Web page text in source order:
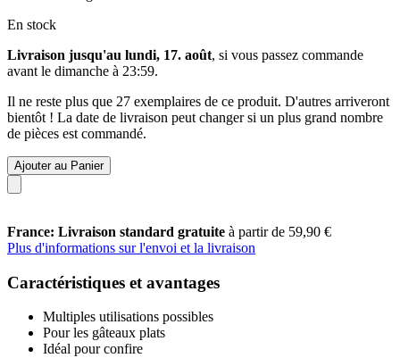
En stock
Livraison jusqu'au lundi, 17. août, si vous passez commande
avant le dimanche à 23:59.
Il ne reste plus que 27 exemplaires de ce produit. D'autres arriveront
bientôt ! La date de livraison peut changer si un plus grand nombre
de pièces est commandé.
Ajouter au Panier
France: Livraison standard gratuite à partir de 59,90 €
Plus d'informations sur l'envoi et la livraison
Caractéristiques et avantages
Multiples utilisations possibles
Pour les gâteaux plats
Idéal pour confire